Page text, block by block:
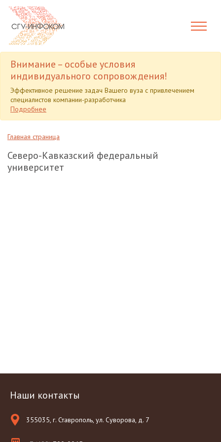
Внимание – особые условия
индивидуального сопровождения!
Эффективное решение задач Вашего вуза с привлечением
специалистов компании-разработчика
Подробнее
Главная страница
Северо-Кавказский федеральный
университет
Наши контакты
355035, г. Ставрополь, ул. Суворова, д. 7